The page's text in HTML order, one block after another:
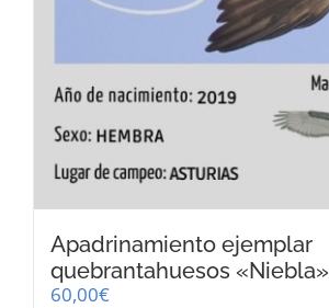
Apadrinamiento ejemplar
quebrantahuesos «Niebla»
60,00€